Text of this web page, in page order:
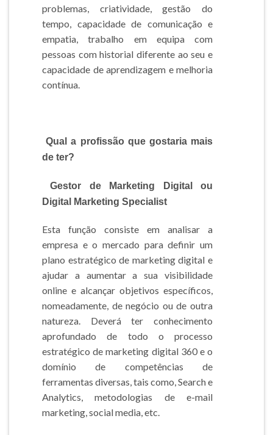
problemas, criatividade, gestão do
tempo, capacidade de comunicação e
empatia, trabalho em equipa com
pessoas com historial diferente ao seu e
capacidade de aprendizagem e melhoria
contínua.
Qual a profissão que gostaria mais
de ter?
Gestor de Marketing Digital ou
Digital Marketing Specialist
Esta função consiste em analisar a
empresa e o mercado para definir um
plano estratégico de marketing digital e
ajudar a aumentar a sua visibilidade
online e alcançar objetivos específicos,
nomeadamente, de negócio ou de outra
natureza. Deverá ter conhecimento
aprofundado de todo o processo
estratégico de marketing digital 360 e o
domínio de competências de
ferramentas diversas, tais como, Search e
Analytics, metodologias de e-mail
marketing, social media, etc.